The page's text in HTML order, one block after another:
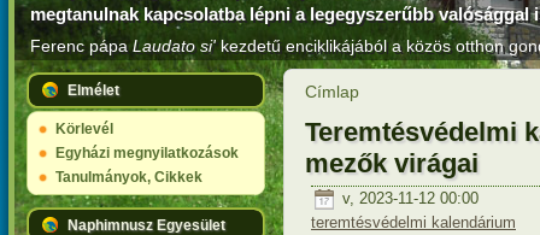
megtanulnak kapcsolatba lépni a legegyszerűbb valósággal
Ferenc pápaLaudato si'kezdetű enciklikájából a közös otthon
Elmélet
Körlevél
Egyházi megnyilatkozások
Tanulmányok, Cikkek
Naphimnusz Egyesület
Címlap
Teremtésvédelmi
mezők virágai
v, 2023-11-12 00:00
teremtésvédelmi kalendárium